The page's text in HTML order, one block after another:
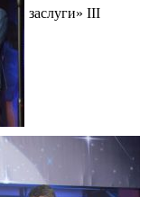
заслуги» ІІІ